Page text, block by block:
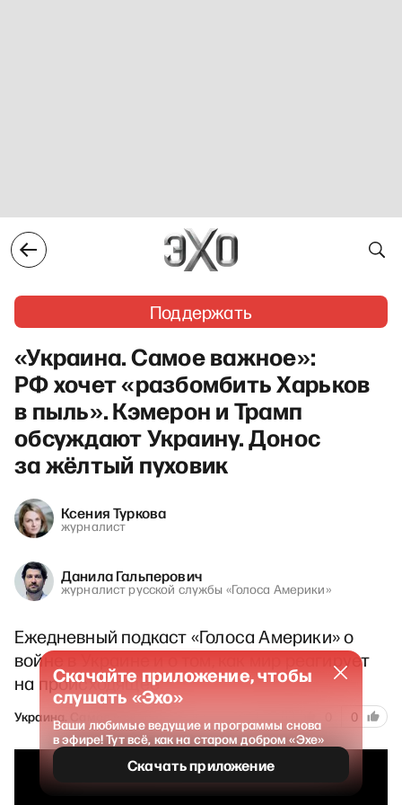
Поддержать
«Украина. Самое важное»:
РФ хочет «разбомбить Харьков
в пыль». Кэмерон и Трамп
обсуждают Украину. Донос
за жёлтый пуховик
Ксения Туркова
журналист
Данила Гальперович
журналист русской службы «Голоса Америки»
Ежедневный подкаст «Голоса Америки» о
войне в Украине и о том, как мир реагирует
на происходящее
Украина. Самое важное 0
Скачайте приложение, чтобы
слушать «Эхо»
Ваши любимые ведущие и программы снова
в эфире! Тут всё, как на старом добром «Эхе»
Скачать приложение